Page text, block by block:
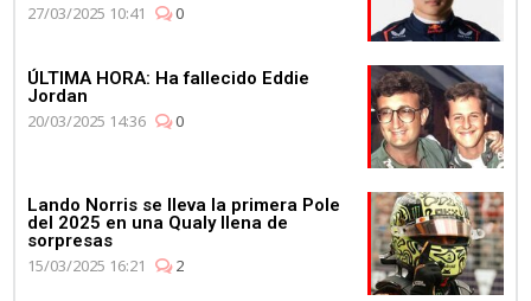
27/03/2025 10:41
0
ÚLTIMA HORA: Ha fallecido Eddie
Jordan
20/03/2025 14:36
0
Lando Norris se lleva la primera Pole
del 2025 en una Qualy llena de
sorpresas
15/03/2025 16:21
2